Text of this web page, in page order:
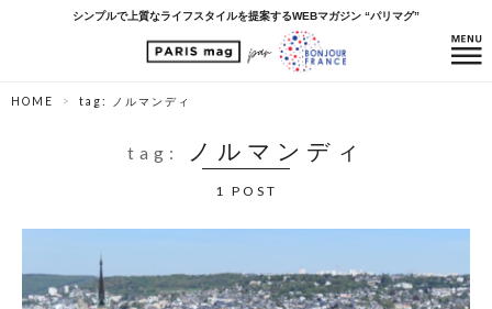
シンプルで上質なライフスタイルを提案するWEBマガジン “パリマグ”
HOME tag: ノルマンディ
tag: ノルマンディ
1 POST